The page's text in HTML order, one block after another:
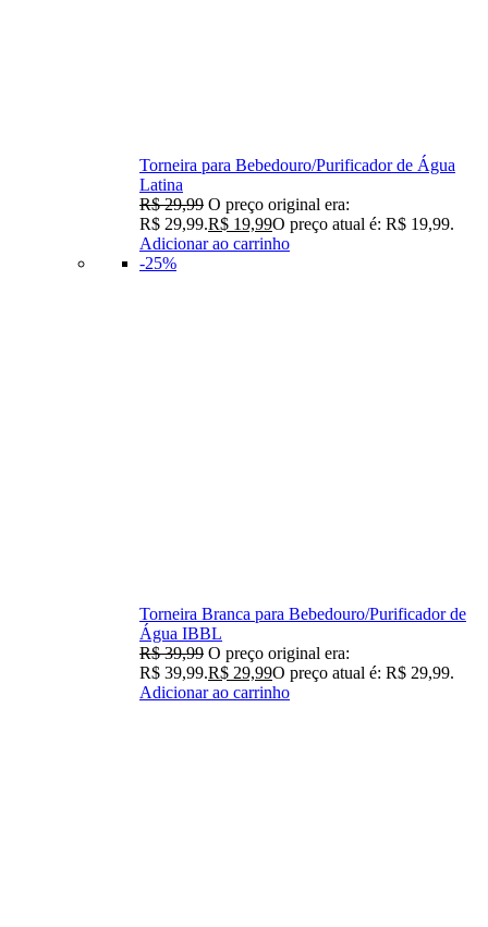
Torneira para Bebedouro/Purificador de Água
Latina
R$29,99 O preço original era:
R$ 29,99.R$ 19,99O preço atual é: R$ 19,99.
Adicionar ao carrinho
-25%
Torneira Branca para Bebedouro/Purificador de
Água IBBL
R$39,99 O preço original era:
R$ 39,99.R$ 29,99O preço atual é: R$ 29,99.
Adicionar ao carrinho